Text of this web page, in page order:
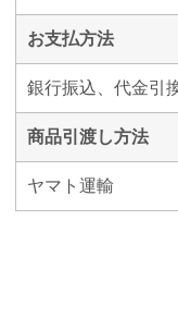
お支払方法
銀行振込、代金引
商品引渡し方法
ヤマト運輸